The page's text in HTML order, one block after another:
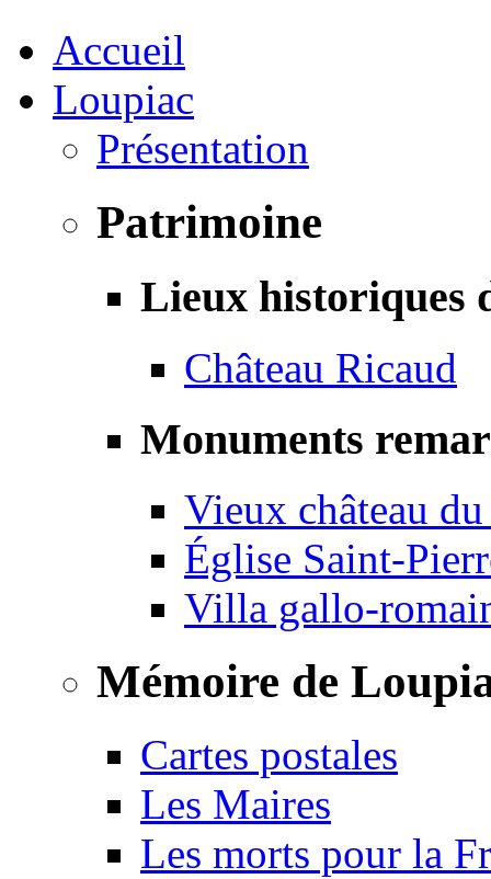
Accueil
Loupiac
Présentation
Patrimoine
Lieux historiques
Château Ricaud
Monuments
Vieux château
Église Saint-
Villa gallo-
Mémoire de
Cartes postales
Les Maires
Les morts pour la